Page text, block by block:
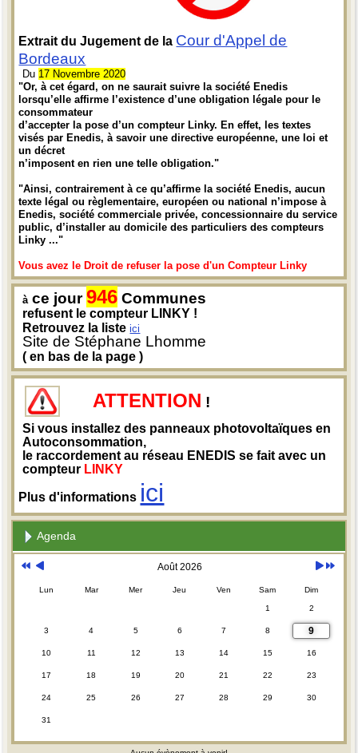
Extrait du Jugement de la Cour d'Appel de
Bordeaux
Du 17 Novembre 2020
"Or, à cet égard, on ne saurait suivre la société Enedis
lorsqu’elle affirme l’existence d’une obligation légale pour le
consommateur
d’accepter la pose d’un compteur Linky. En effet, les textes
visés par Enedis, à savoir une directive européenne, une loi et
un décret
n’imposent en rien une telle obligation."
"Ainsi, contrairement à ce qu’affirme la société Enedis, aucun
texte légal ou règlementaire, européen ou national n’impose à
Enedis, société commerciale privée, concessionnaire du service
public, d’installer au domicile des particuliers des compteurs
Linky ..."
Vous avez le Droit de refuser la pose d'un Compteur Linky
à ce jour946 Communes
refusent le compteur LINKY !
Retrouvez la listeici
Site de Stéphane Lhomme
( en bas de la page )
ATTENTION !
Si vous installez des panneaux photovoltaïques en
Autoconsommation,
le raccordement au réseau ENEDIS se fait avec un
compteur LINKY
Plus d'informations ici
Agenda
Août 2026
Lun Mar Mer Jeu Ven Sam Dim
1 2
3 4 5 6 7 8 9
10 11 12 13 14 15 16
17 18 19 20 21 22 23
24 25 26 27 28 29 30
31